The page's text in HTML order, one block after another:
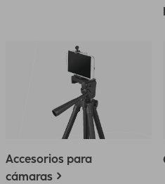
Accesorios para
cámaras